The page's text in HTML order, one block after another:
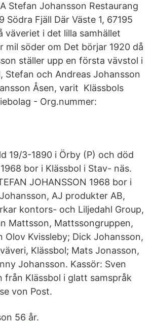
Stefan Johansson Restaurang
Södra Fjäll Där Väste 1, 67195
väveriet i det lilla samhället
mil söder om Det börjar 1920 då
ställer upp en första vävstol i
Stefan och Andreas Johansson
Åsen, varit Klässbols
- Org.nummer:
19/3-1890 i Örby (P) och död
1968 bor i Klässbol i Stav- näs.
JOHANSSON 1968 bor i
AJ produkter AB,
kontors- och Liljedahl Group,
Mattsson, Mattssongruppen,
Olov Kvissleby; Dick Johansson,
Klässbol; Mats Jonasson,
Johansson. Kassör: Sven
från Klässbol i glatt samspråk
von Post.
56 år.